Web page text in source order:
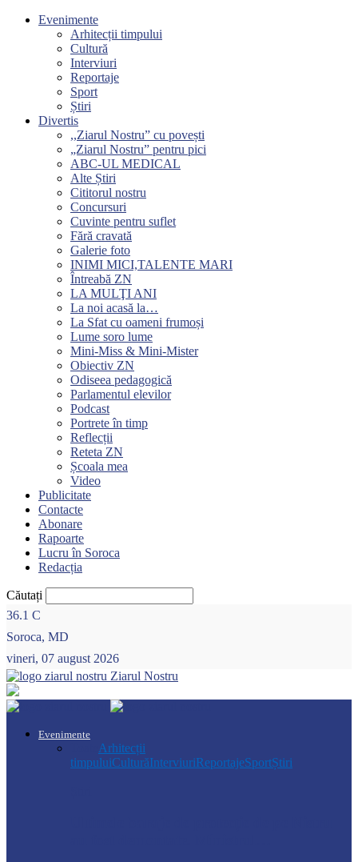
Evenimente
Arhitecții timpului
Cultură
Interviuri
Reportaje
Sport
Știri
Divertis
,,Ziarul Nostru” cu povești
„Ziarul Nostru” pentru pici
ABC-UL MEDICAL
Alte Știri
Cititorul nostru
Concursuri
Cuvinte pentru suflet
Fără cravată
Galerie foto
INIMI MICI,TALENTE MARI
Întreabă ZN
LA MULŢI ANI
La noi acasă la…
La Sfat cu oameni frumoși
Lume soro lume
Mini-Miss & Mini-Mister
Obiectiv ZN
Odiseea pedagogică
Parlamentul elevilor
Podcast
Portrete în timp
Reflecții
Reteta ZN
Școala mea
Video
Publicitate
Contacte
Abonare
Rapoarte
Lucru în Soroca
Redacția
Căutați
36.1 C
Soroca, MD
vineri, 07 august 2026
Ziarul Nostru
Evenimente
Arhitecții
timpuluiCulturăInterviuriReportajeSportȘtiri